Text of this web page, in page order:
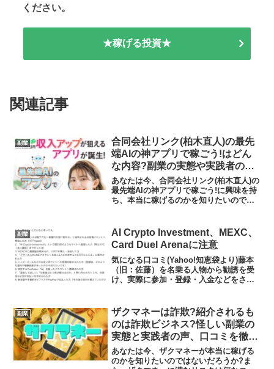
ください。
★稼げる投資★
関連記事
副業
合同会社リンク(柏木直人)の最先
端AIの神アプリで稼ごう!はどん
な内容?副業の実態や実践者の
声、口コミや評判を調査しました
あなたは今、合同会社リンク(柏木直人)の
最先端AIの神アプリで稼ごう!に興味を持
ち、本当に稼げるのかを知りたいのでは
ようとしているのではないだろうか？答
えを言うと...
副業
AI Crypto Investment、MEXC、
Card Duel Arenaに注意
気になる口コミ(Yahoo!知恵袋より)藤本
（旧：佐藤）を名乗る人物から勧誘を受
け、実際に参加・登録・入金などをされ
しています。以下のいずれかに該当する
方がいらっしゃい...
副業
ザクマネーは詐欺?紹介されるも
のは詐欺ビジネス?怪しい副業の
実態と実践者の声、口コミを徹底
調査！
あなたは今、ザクマネーが本当に稼げる
のかを知りたいのではないだろうか?ま